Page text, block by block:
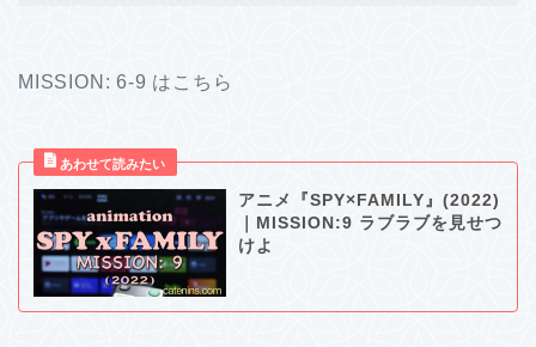
MISSION: 6-9 はこちら
アニメ『SPY×FAMILY』(2022)
｜MISSION:9 ラブラブを見せつ
けよ